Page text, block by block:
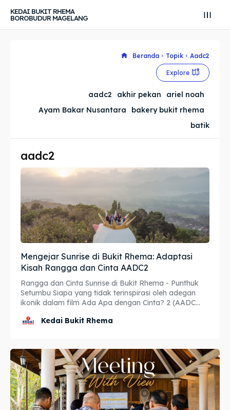
Cari
Cari
Explore our destinations
& Make a booking today
Tempat Makan Keluarga
Tempat Makan Rombongan
Ruang Meeting
Playground Anak
Katering Magelang
Nasi Box
Explore our destinations
& Make a booking today
Tempat Makan Keluarga
Tempat Makan Rombongan
Ruang Meeting
Playground Anak
Katering Magelang
Nasi Box
English 中文 Indonesia
Français Deutsch Nederlands
日本語 한국어 العربية
KEDAI BUKIT RHEMA
BOROBUDUR MAGELANG
Beranda Topik Aadc2
Explore
aadc2 akhir pekan
ariel noah
Ayam Bakar Nusantara
bakery bukit rhema
batik
aadc2
Mengejar Sunrise di Bukit Rhema: Adaptasi
Kisah Rangga dan Cinta AADC2
Rangga dan Cinta Sunrise di Bukit Rhema - Punthuk
Setumbu Siapa yang tidak terinspirasi oleh adegan
ikonik dalam film Ada Apa dengan Cinta? 2 (AADC...
Kedai Bukit Rhema